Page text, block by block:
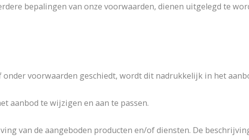
bepalingen van onze voorwaarden, dienen uitgelegd te
voorwaarden geschiedt, wordt dit nadrukkelijk in het
aanbod te wijzigen en aan te passen.
van de aangeboden producten en/of diensten. De